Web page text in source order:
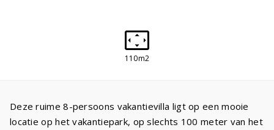
110m2
Deze ruime 8-persoons vakantievilla ligt op een mooie
locatie op het vakantiepark, op slechts 100 meter van het